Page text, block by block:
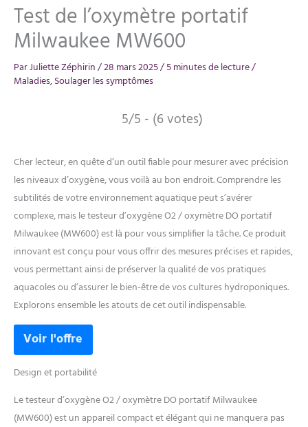
Test de l’oxymètre portatif
Milwaukee MW600
ParJuliette Zéphirin/28 mars 2025/5 minutes de lecture/
Maladies,Soulager les symptômes
5/5 - (6 votes)
Cher lecteur, en quête d’un outil fiable pour mesurer avec précision
les niveaux d’oxygène, vous voilà au bon endroit. Comprendre les
subtilités de votre environnement aquatique peut s’avérer
complexe, mais le testeur d’oxygène O2 / oxymètre DO portatif
Milwaukee (MW600) est là pour vous simplifier la tâche. Ce produit
innovant est conçu pour vous offrir des mesures précises et rapides,
vous permettant ainsi de préserver la qualité de vos pratiques
aquacoles ou d’assurer le bien-être de vos cultures hydroponiques.
Explorons ensemble les atouts de cet outil indispensable.
Design et portabilité
Le testeur d’oxygène O2 / oxymètre DO portatif Milwaukee
(MW600) est un appareil compact et élégant qui ne manquera pas